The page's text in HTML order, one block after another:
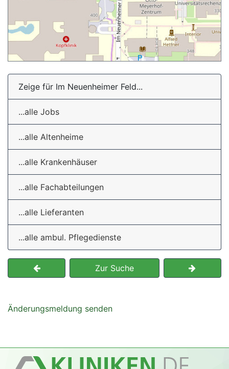
Zeige für Im Neuenheimer Feld...
...alle Jobs
...alle Altenheime
...alle Krankenhäuser
...alle Fachabteilungen
...alle Lieferanten
...alle ambul. Pflegedienste
Zur Suche
Änderungsmeldung senden